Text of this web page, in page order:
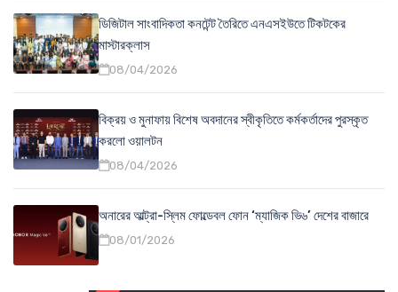
ডিজিটাল সাংবাদিকতা কনটেন্ট তৈরিতে এনএসইউতে টিকটকের
মাস্টারক্লাস
08/04/2026
বিক্রয় ও মুনাফায় বিশেষ অবদানের স্বীকৃতিতে কর্মকর্তাদের পুরস্কৃত
করলো ওয়ালটন
08/04/2026
অনারের আল্ট্রা-স্লিম ফোল্ডেবল ফোন ‘ম্যাজিক ভি৬’ দেশের বাজারে
08/01/2026